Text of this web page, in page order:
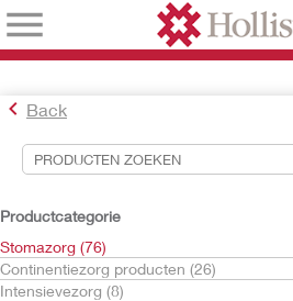
Back
Productcategorie
Stomazorg (76)
Continentiezorg producten (26)
Intensievezorg (8)
Hulpmiddelen voor zoekopdrachten
Uw selecties:
Stomazorg
Hulpmiddelen
Uw selectie komt overeen met